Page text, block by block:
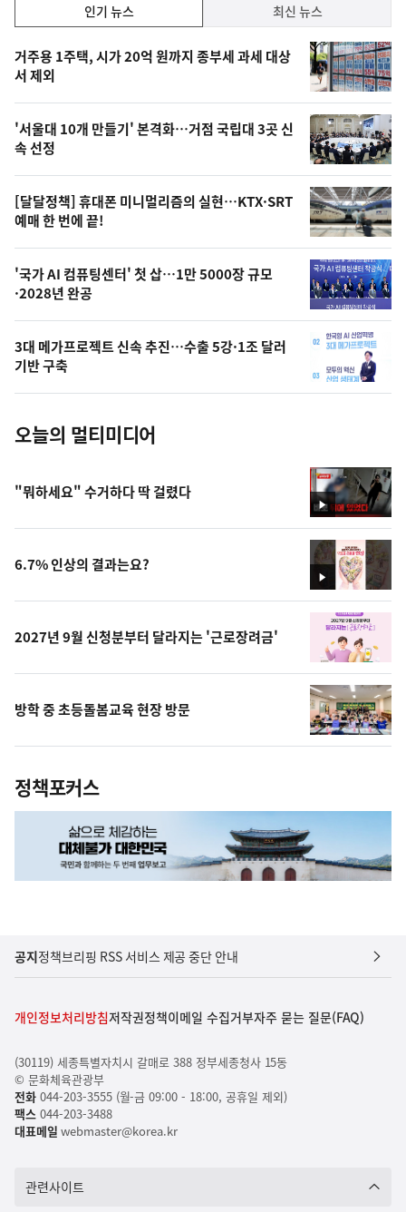
기,
최
신,
오
늘
의
영
상
오
의
사
진
인기 뉴스 최신 뉴스
인
기
뉴
스
거주용 1주택, 시가 20억 원까지 종부세 과세 대상
서 제외
'서울대 10개 만들기' 본격화…거점 국립대 3곳 신
속 선정
[달달정책] 휴대폰 미니멀리즘의 실현…KTX·SRT
예매 한 번에 끝!
'국가 AI 컴퓨팅센터' 첫 삽…1만 5000장 규모
·2028년 완공
3대 메가프로젝트 신속 추진…수출 5강·1조 달러
기반 구축
오늘의 멀티미디어
영
상
"뭐하세요" 수거하다 딱 걸렸다
영
상
6.7% 인상의 결과는요?
2027년 9월 신청분부터 달라지는 '근로장려금'
방학 중 초등돌봄교육 현장 방문
정책포커스
공지정책브리핑 RSS 서비스 제공 중단 안내
개인정보처리방침저작권정책이메일 수집거부자주 묻는 질문(FAQ)
(30119) 세종특별자치시 갈매로 388 정부세종청사 15동
© 문화체육관광부
전화044-203-3555 (월-금 09:00 - 18:00, 공휴일 제외)
팩스044-203-3488
대표메일 webmaster@korea.kr
관련사이트